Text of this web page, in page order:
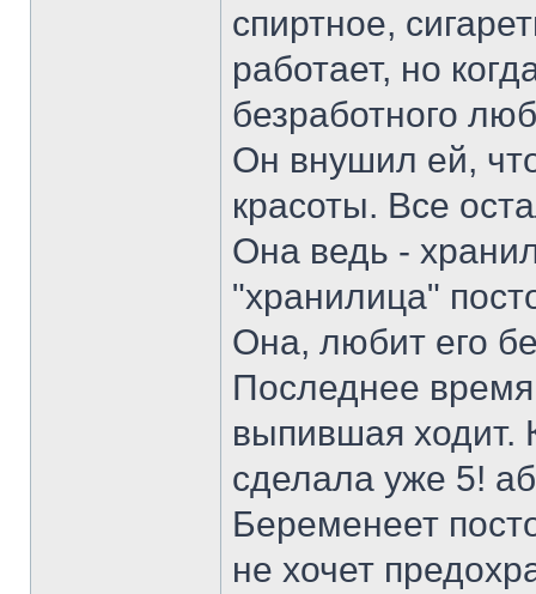
спиртное,
работает, но
безработного
Он внушил ей,
красоты. Все
Она ведь -
"хранилица"
Она, любит его
Последнее время
выпившая ходит.
сделала уже 5!
Беременеет
не хочет